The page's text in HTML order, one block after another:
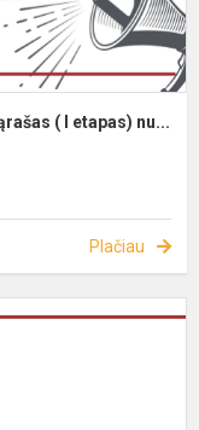
( I etapas) nu...
Plačiau